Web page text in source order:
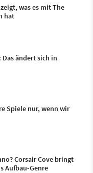
zeigt, was es mit The
hat
Das ändert sich in
Spiele nur, wenn wir
Corsair Cove bringt
Aufbau-Genre